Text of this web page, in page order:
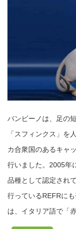
バンビーノは、足の
「スフィンクス」を
カ合衆国のあるキャ
行いました。2005年
品種として認定され
行っているREFRに
は、イタリア語で「